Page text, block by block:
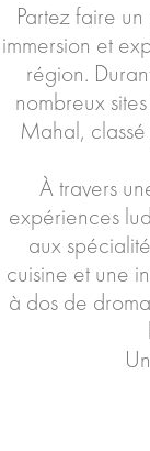
Partez faire
immersion et
région.
nombreux
Mahal,
À travers
expériences
aux
cuisine et une
à dos de